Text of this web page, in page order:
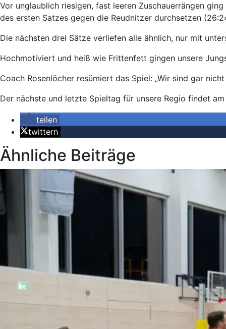
Vor unglaublich riesigen, fast leeren Zuschauerrängen
des ersten Satzes gegen die Reudnitzer durchsetzen
Die nächsten drei Sätze verliefen alle ähnlich, nur mit
Hochmotiviert und heiß wie Frittenfett gingen unsere
Coach Rosenlöcher resümiert das Spiel: „Wir sind gar
Der nächste und letzte Spieltag für unsere Regio findet
teilen
twittern
Ähnliche Beiträge